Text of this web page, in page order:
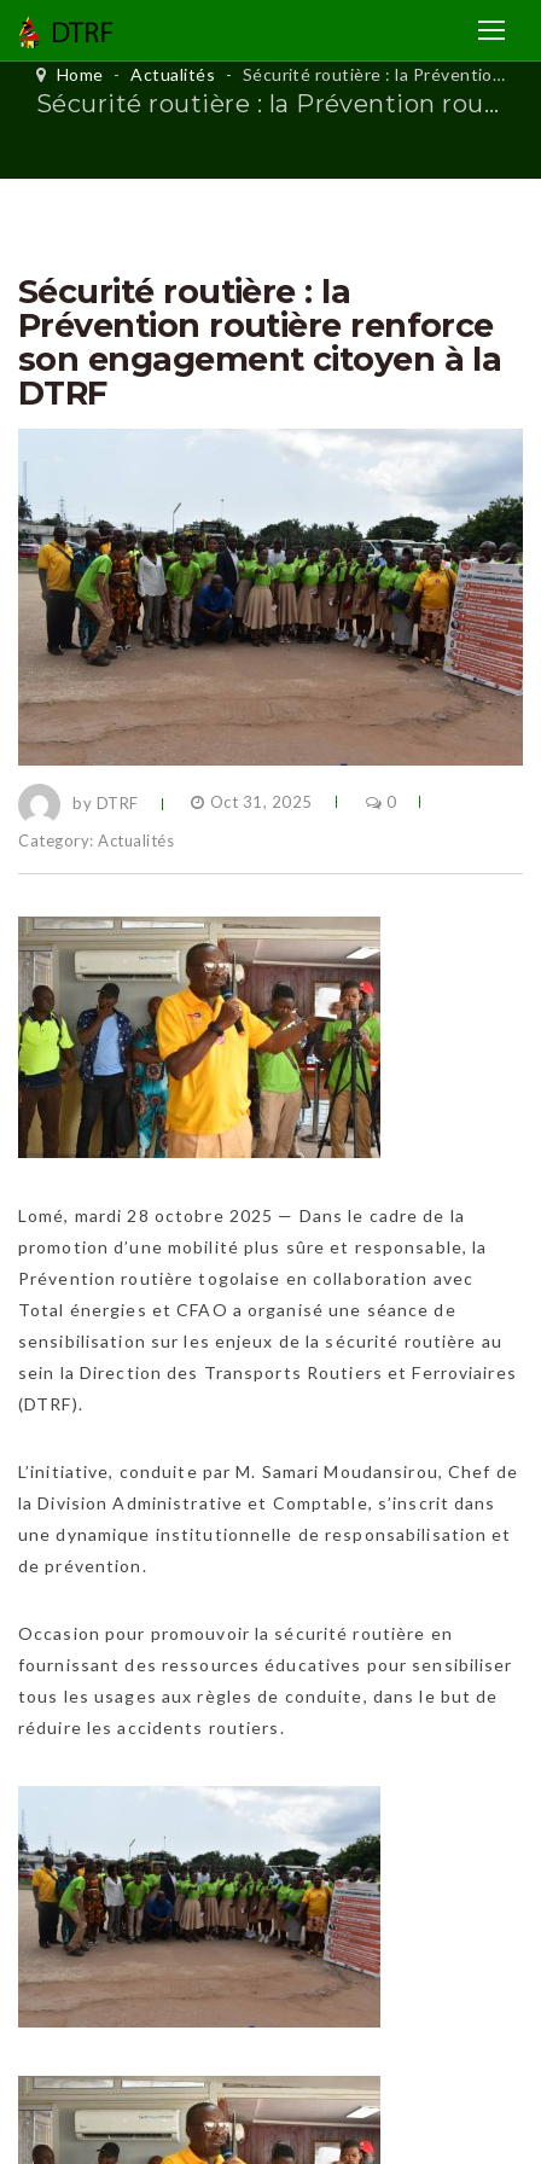
Home - Actualités - Sécurité routière : la Prévention routière renforce son engagement citoyen à la DTRF
Sécurité routière : la Prévention routière renforce son engagement citoyen à la DTRF
Sécurité routière : la
Prévention routière renforce
son engagement citoyen à la
DTRF
by DTRF Oct 31, 2025
0
Category:Actualités
Lomé, mardi 28 octobre 2025 — Dans le cadre de la
promotion d’une mobilité plus sûre et responsable, la
Prévention routière togolaise en collaboration avec
Total énergies et CFAO a organisé une séance de
sensibilisation sur les enjeux de la sécurité routière au
sein la Direction des Transports Routiers et Ferroviaires
(DTRF).
L’initiative, conduite par M. Samari Moudansirou, Chef de
la Division Administrative et Comptable, s’inscrit dans
une dynamique institutionnelle de responsabilisation et
de prévention.
Occasion pour promouvoir la sécurité routière en
fournissant des ressources éducatives pour sensibiliser
tous les usages aux règles de conduite, dans le but de
réduire les accidents routiers.